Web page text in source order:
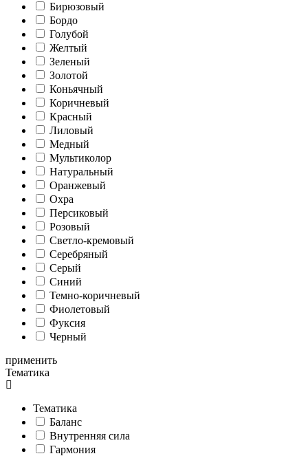
Бирюзовый
Бордо
Голубой
Желтый
Зеленый
Золотой
Коньячный
Коричневый
Красный
Лиловый
Медный
Мультиколор
Натуральный
Оранжевый
Охра
Персиковый
Розовый
Светло-кремовый
Серебряный
Серый
Синий
Темно-коричневый
Фиолетовый
Фуксия
Черный
применить
Тематика
Тематика
Баланс
Внутренняя сила
Гармония